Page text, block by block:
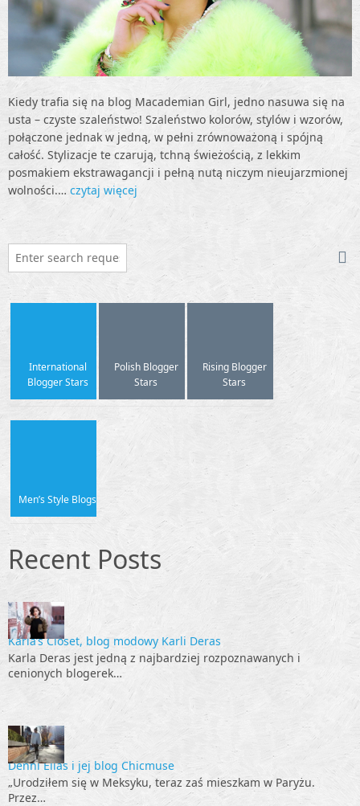
Kiedy trafia się na blog Macademian Girl, jedno nasuwa się na
usta – czyste szaleństwo! Szaleństwo kolorów, stylów i wzorów,
połączone jednak w jedną, w pełni zrównoważoną i spójną
całość. Stylizacje te czarują, tchną świeżością, z lekkim
posmakiem ekstrawagancji i pełną nutą niczym nieujarzmionej
wolności.… czytaj więcej
International
Blogger Stars
Polish Blogger
Stars
Rising Blogger
Stars
Men’s Style Blogs
Recent Posts
Karla’s Closet, blog modowy Karli Deras
Karla Deras jest jedną z najbardziej rozpoznawanych i
cenionych blogerek…
Denni Elias i jej blog Chicmuse
„Urodziłem się w Meksyku, teraz zaś mieszkam w Paryżu.
Przez…